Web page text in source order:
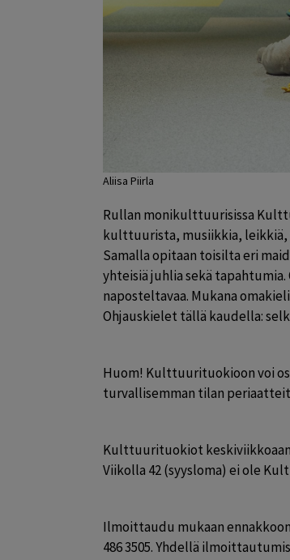
Aliisa Piirla
Rullan monikulttuurisissa
kulttuurista, musiikkia, leikkiä,
Samalla opitaan toisilta eri
yhteisiä juhlia sekä
naposteltavaa. Mukana
Ohjauskielet tällä kaudella:
Huom! Kulttuurituokioon voi
turvallisemman tilan
Kulttuurituokiot
Viikolla 42 (syysloma) ei ole
Ilmoittaudu mukaan
486 3505. Yhdellä